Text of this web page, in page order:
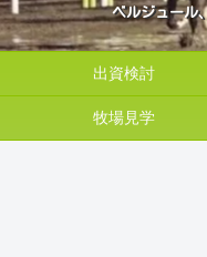
ベルジュール
出資検討
牧場見学